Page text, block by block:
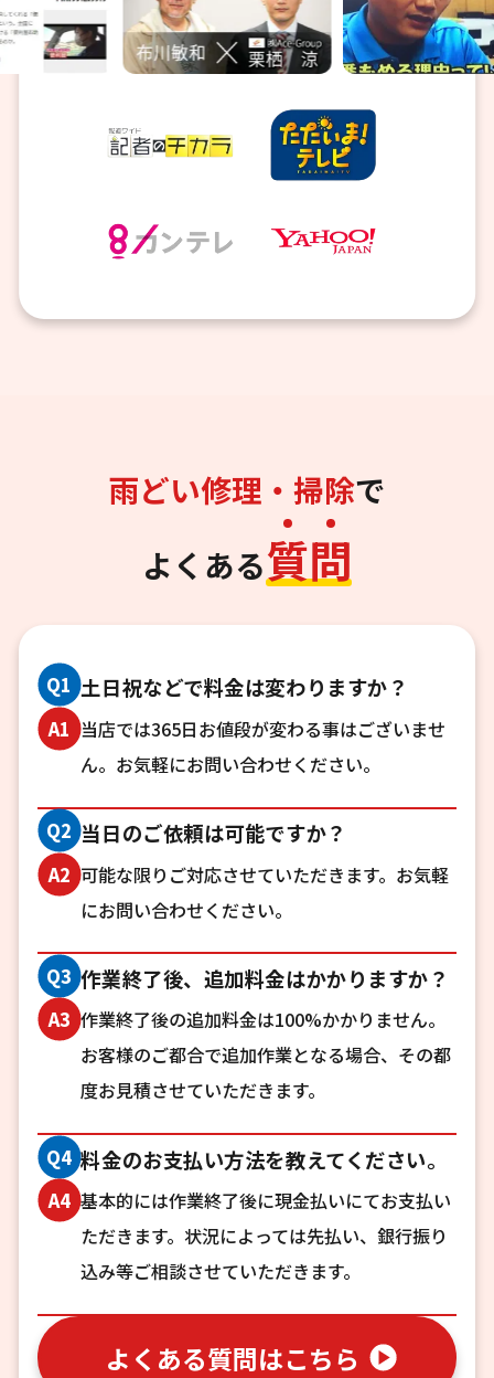
雨どい修理・掃除で
よくある質問
Q1 土日祝などで料金は変わりますか？
A1 当店では365日お値段が変わる事はございませ
ん。お気軽にお問い合わせください。
Q2 当日のご依頼は可能ですか？
A2 可能な限りご対応させていただきます。お気軽
にお問い合わせください。
Q3 作業終了後、追加料金はかかりますか？
A3 作業終了後の追加料金は100%かかりません。
お客様のご都合で追加作業となる場合、その都
度お見積させていただきます。
Q4 料金のお支払い方法を教えてください。
A4 基本的には作業終了後に現金払いにてお支払い
ただきます。状況によっては先払い、銀行振り
込み等ご相談させていただきます。
よくある質問はこちら